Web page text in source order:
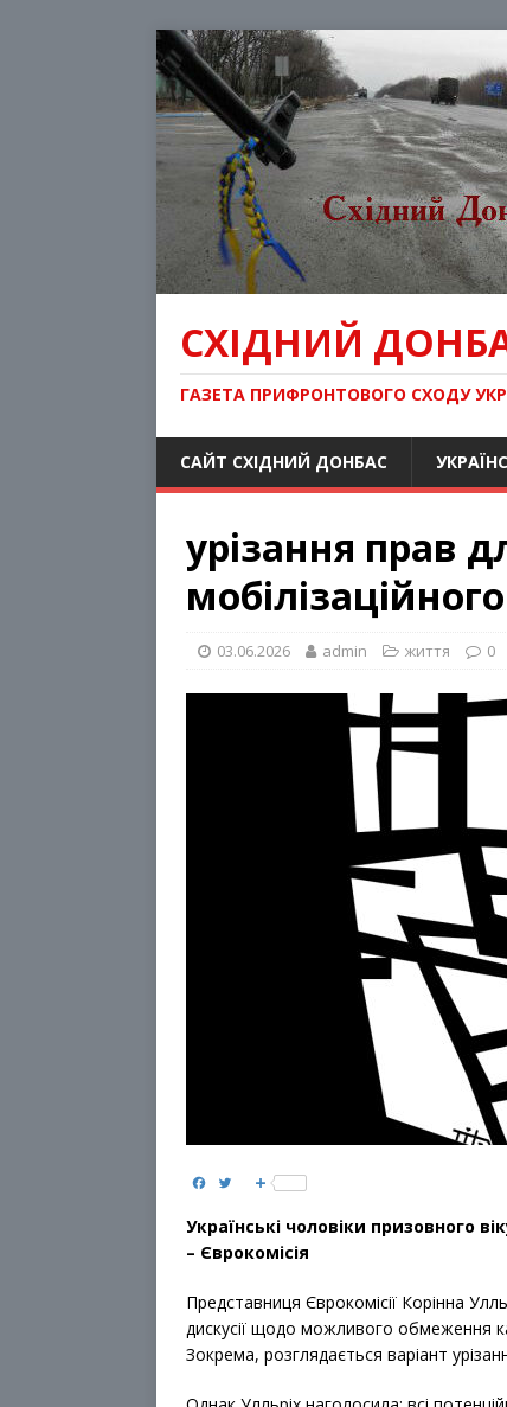
СХІДНИЙ
ГАЗЕТА ПРИФРОНТОВОГО СХОДУ
САЙТ СХІДНИЙ ДОНБАС
урізання прав
03.06.2026 admin життя 0
e
b
o
k
i
t
t
e
S
h
a
r
e
Українські чоловіки призовного
– Єврокомісія
Представниця Єврокомісії Корінна
дискусії щодо можливого обмеження
Зокрема, розглядається варіант